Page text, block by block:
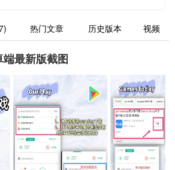
热门文章 历史版本 视频
最新版截图